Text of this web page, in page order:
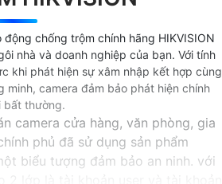
chống trộm chính hãng HIKVISION
nhà và doanh nghiệp của bạn. Với tính
khi phát hiện sự xâm nhập kết hợp cùng
minh, camera đảm bảo phát hiện chính
bất thường.
camera cửa hàng, văn phòng, gia
phủ đã sử dụng sản phẩm
biểu tượng đảm bảo an ninh. với